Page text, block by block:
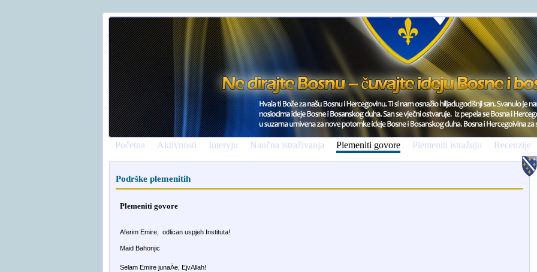
Početna Aktivnosti Intervju Naučna istraživanja Plemeniti govore Plemeniti istražuju Recenzije
Podrške plemenitih
Plemeniti govore
Aferim Emire, odlican uspjeh Instituta!
Maid Bahonjic
Selam Emire junaÄe, EjvAllah!